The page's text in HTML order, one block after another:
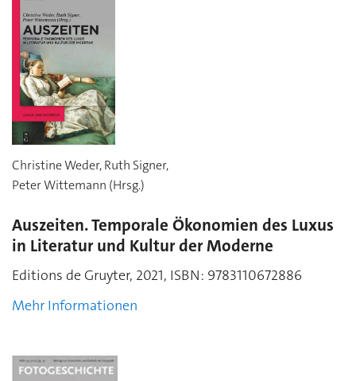
Christine Weder, Ruth Signer,
Peter Wittemann (Hrsg.)
Auszeiten. Temporale Ökonomien des Luxus
in Literatur und Kultur der Moderne
Editions de Gruyter, 2021, ISBN: 9783110672886
Mehr Informationen